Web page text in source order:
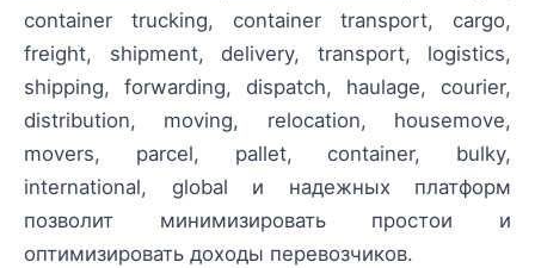
container trucking, container transport, cargo,
freight, shipment, delivery, transport, logistics,
shipping, forwarding, dispatch, haulage, courier,
distribution, moving, relocation, housemove,
movers, parcel, pallet, container, bulky,
international, global и надежных платформ
позволит минимизировать простои и
оптимизировать доходы перевозчиков.